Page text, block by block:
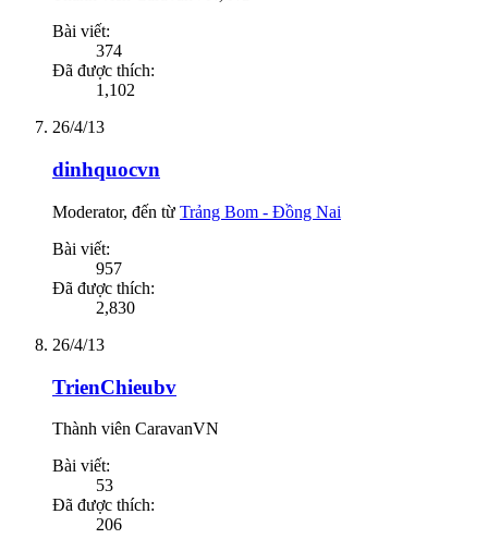
Bài viết:
374
Đã được thích:
1,102
26/4/13
dinhquocvn
Moderator, đến từ Trảng Bom - Đồng Nai
Bài viết:
957
Đã được thích:
2,830
26/4/13
TrienChieubv
Thành viên CaravanVN
Bài viết:
53
Đã được thích:
206